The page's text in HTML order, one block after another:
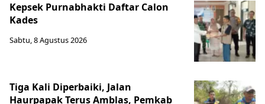
Kepsek Purnabhakti Daftar Calon
Kades
Sabtu, 8 Agustus 2026
Tiga Kali Diperbaiki, Jalan
Haurpapak Terus Amblas, Pemkab